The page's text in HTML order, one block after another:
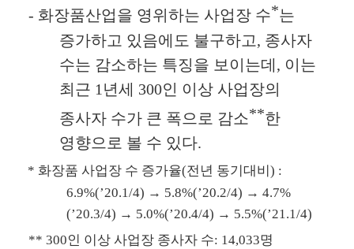
- 화장품산업을 영위하는 사업장 수*는
증가하고 있음에도 불구하고, 종사자
수는 감소하는 특징을 보이는데 , 이는
최근 1 년세 300인 이상 사업장의
종사자 수가 큰 폭으로 감소**한
영향으로 볼 수 있다.
* 화장품 사업장 수 증가율(전년 동기대비) :
6.9%(’20.1/4) → 5.8%(’20.2/4) → 4.7%
(’20.3/4) → 5.0%(’20.4/4) → 5.5%(’21.1/4)
** 300인 이상 사업장 종사자 수: 14,033명